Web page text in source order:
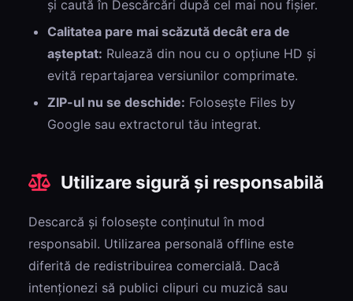
și caută în Descărcări după cel mai nou fișier.
Calitatea pare mai scăzută decât era de
așteptat: Rulează din nou cu o opțiune HD și
evită repartajarea versiunilor comprimate.
ZIP-ul nu se deschide: Folosește Files by
Google sau extractorul tău integrat.
Utilizare sigură și responsabilă
Descarcă și folosește conținutul în mod
responsabil. Utilizarea personală offline este
diferită de redistribuirea comercială. Dacă
intenționezi să publici clipuri cu muzică sau